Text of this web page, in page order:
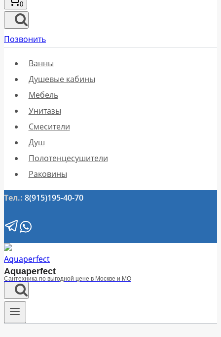
0
Позвонить
Ванны
Душевые кабины
Мебель
Унитазы
Смесители
Душ
Полотенцесушители
Раковины
Тел.: 8(915)195-40-70
Aquaperfect
Сантехника по выгодной цене в Москве и МО